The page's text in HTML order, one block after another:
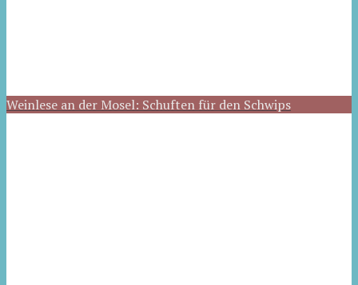
Weinlese an der Mosel: Schuften für den Schwips